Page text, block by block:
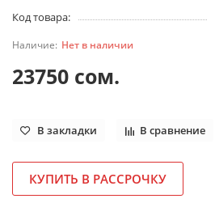
Код товара:
Нет в наличии
23750 сом.
В закладки В сравнение
КУПИТЬ В РАССРОЧКУ